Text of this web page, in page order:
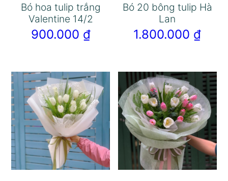
Bó hoa tulip trắng
Valentine 14/2
900.000 ₫
Bó 20 bông tulip Hà
Lan
1.800.000 ₫